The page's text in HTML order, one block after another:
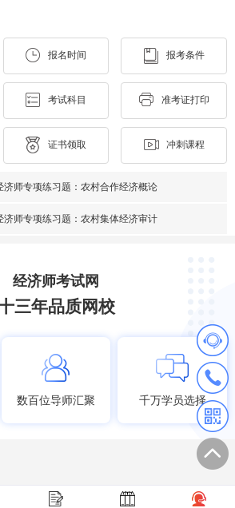
报名时间 报考条件
考试科目 准考证打印
证书领取 冲刺课程
济师专项练习题：农村合作经济概论
济师专项练习题：农村集体经济审计
经济师考试网
三年品质网校
数百位导师汇聚 千万学员选择